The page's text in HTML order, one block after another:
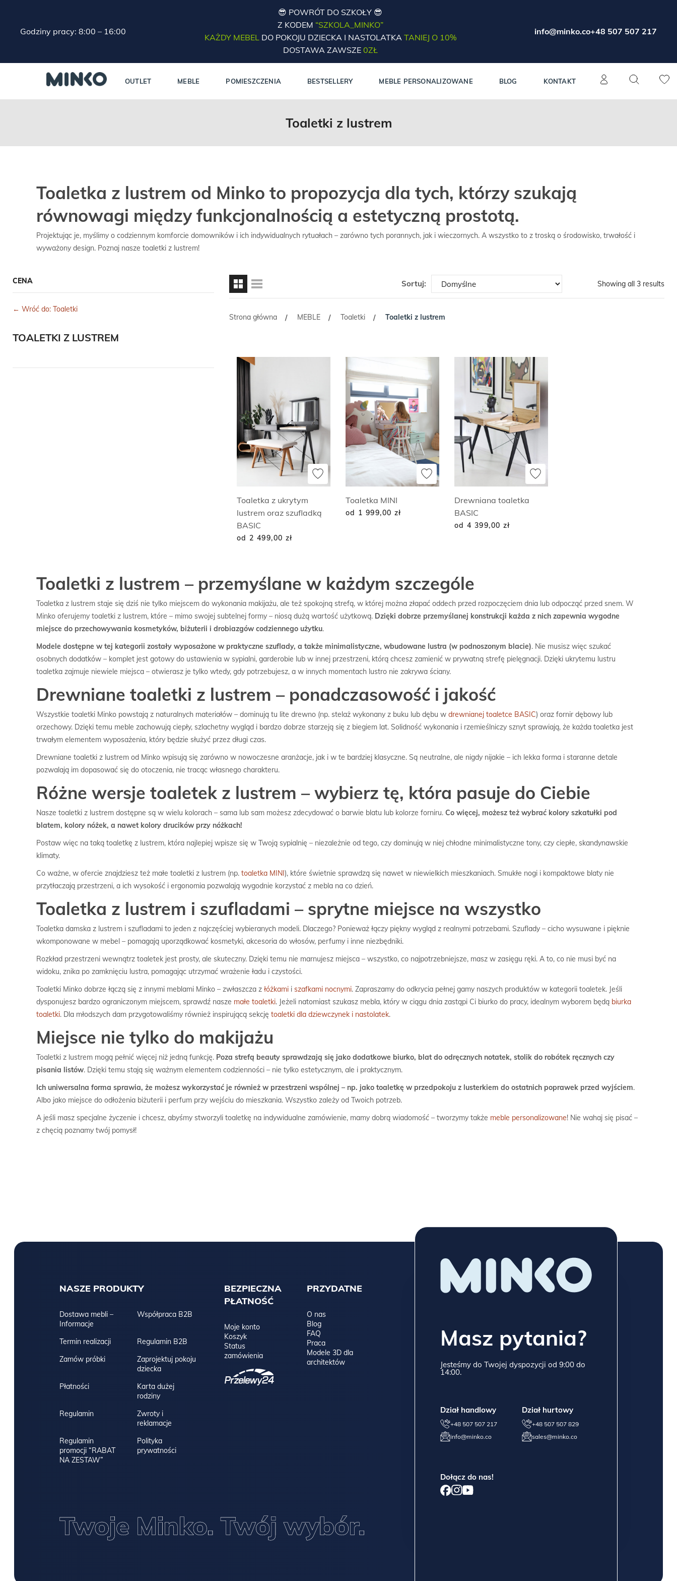
Godziny pracy: 8:00 – 16:00
😎 POWRÓT DO SZKOŁY 😎
Z KODEM “SZKOLA_MINKO”
KAŻDY MEBELDO POKOJU DZIECKA I NASTOLATKATANIEJ O 10%
DOSTAWA ZAWSZE 0ZŁ
info@minko.co+48 507 507 217
OUTLET MEBLE POMIESZCZENIA BESTSELLERY MEBLE PERSONALIZOWANE BLOG KONTAKT
Toaletki z lustrem
Toaletka z lustrem od Minko to propozycja dla tych, którzy szukają
równowagi między funkcjonalnością a estetyczną prostotą.
Projektując je, myślimy o codziennym komforcie domowników i ich indywidualnych rytuałach – zarówno tych porannych, jak i wieczornych. A wszystko to z troską o środowisko, trwałość i
wyważony design. Poznaj nasze toaletki z lustrem!
CENA
← Wróć do: Toaletki
TOALETKI Z LUSTREM
Sortuj: Showing all 3 results
Strona główna / MEBLE / Toaletki / Toaletki z lustrem
Toaletka z ukrytym
lustrem oraz szufladką
BASIC
od 2 499,00 zł
Toaletka MINI
od 1 999,00 zł
Drewniana toaletka
BASIC
od 4 399,00 zł
Toaletki z lustrem – przemyślane w każdym szczególe
Toaletka z lustrem staje się dziś nie tylko miejscem do wykonania makijażu, ale też spokojną strefą, w której można złapać oddech przed rozpoczęciem dnia lub odpocząć przed snem. W
Minko oferujemy toaletki z lustrem, które – mimo swojej subtelnej formy – niosą dużą wartość użytkową. Dzięki dobrze przemyślanej konstrukcji każda z nich zapewnia wygodne
miejsce do przechowywania kosmetyków, biżuterii i drobiazgów codziennego użytku.
Modele dostępne w tej kategorii zostały wyposażone w praktyczne szuflady, a także minimalistyczne, wbudowane lustra (w podnoszonym blacie). Nie musisz więc szukać
osobnych dodatków – komplet jest gotowy do ustawienia w sypialni, garderobie lub w innej przestrzeni, którą chcesz zamienić w prywatną strefę pielęgnacji. Dzięki ukrytemu lustru
toaletka zajmuje niewiele miejsca – otwierasz je tylko wtedy, gdy potrzebujesz, a w innych momentach lustro nie zakrywa ściany.
Drewniane toaletki z lustrem – ponadczasowość i jakość
Wszystkie toaletki Minko powstają z naturalnych materiałów – dominują tu lite drewno (np. stelaż wykonany z buku lub dębu w drewnianej toaletce BASIC) oraz fornir dębowy lub
orzechowy. Dzięki temu meble zachowują ciepły, szlachetny wygląd i bardzo dobrze starzeją się z biegiem lat. Solidność wykonania i rzemieślniczy sznyt sprawiają, że każda toaletka jest
trwałym elementem wyposażenia, który będzie służyć przez długi czas.
Drewniane toaletki z lustrem od Minko wpisują się zarówno w nowoczesne aranżacje, jak i w te bardziej klasyczne. Są neutralne, ale nigdy nijakie – ich lekka forma i staranne detale
pozwalają im dopasować się do otoczenia, nie tracąc własnego charakteru.
Różne wersje toaletek z lustrem – wybierz tę, która pasuje do Ciebie
Nasze toaletki z lustrem dostępne są w wielu kolorach – sama lub sam możesz zdecydować o barwie blatu lub kolorze forniru. Co więcej, możesz też wybrać kolory szkatułki pod
blatem, kolory nóżek, a nawet kolory drucików przy nóżkach!
Postaw więc na taką toaletkę z lustrem, która najlepiej wpisze się w Twoją sypialnię – niezależnie od tego, czy dominują w niej chłodne minimalistyczne tony, czy ciepłe, skandynawskie
klimaty.
Co ważne, w ofercie znajdziesz też małe toaletki z lustrem (np. toaletka MINI), które świetnie sprawdzą się nawet w niewielkich mieszkaniach. Smukłe nogi i kompaktowe blaty nie
przytłaczają przestrzeni, a ich wysokość i ergonomia pozwalają wygodnie korzystać z mebla na co dzień.
Toaletka z lustrem i szufladami – sprytne miejsce na wszystko
Toaletka damska z lustrem i szufladami to jeden z najczęściej wybieranych modeli. Dlaczego? Ponieważ łączy piękny wygląd z realnymi potrzebami. Szuflady – cicho wysuwane i pięknie
wkomponowane w mebel – pomagają uporządkować kosmetyki, akcesoria do włosów, perfumy i inne niezbędniki.
Rozkład przestrzeni wewnątrz toaletek jest prosty, ale skuteczny. Dzięki temu nie marnujesz miejsca – wszystko, co najpotrzebniejsze, masz w zasięgu ręki. A to, co nie musi być na
widoku, znika po zamknięciu lustra, pomagając utrzymać wrażenie ładu i czystości.
Toaletki Minko dobrze łączą się z innymi meblami Minko – zwłaszcza z łóżkami i szafkami nocnymi. Zapraszamy do odkrycia pełnej gamy naszych produktów w kategorii toaletek. Jeśli
dysponujesz bardzo ograniczonym miejscem, sprawdź nasze małe toaletki. Jeżeli natomiast szukasz mebla, który w ciągu dnia zastąpi Ci biurko do pracy, idealnym wyborem będą biurka
toaletki. Dla młodszych dam przygotowaliśmy również inspirującą sekcję toaletki dla dziewczynek i nastolatek.
Miejsce nie tylko do makijażu
Toaletki z lustrem mogą pełnić więcej niż jedną funkcję. Poza strefą beauty sprawdzają się jako dodatkowe biurko, blat do odręcznych notatek, stolik do robótek ręcznych czy
pisania listów. Dzięki temu stają się ważnym elementem codzienności – nie tylko estetycznym, ale i praktycznym.
Ich uniwersalna forma sprawia, że możesz wykorzystać je również w przestrzeni wspólnej – np. jako toaletkę w przedpokoju z lusterkiem do ostatnich poprawek przed wyjściem.
Albo jako miejsce do odłożenia biżuterii i perfum przy wejściu do mieszkania. Wszystko zależy od Twoich potrzeb.
A jeśli masz specjalne życzenie i chcesz, abyśmy stworzyli toaletkę na indywidualne zamówienie, mamy dobrą wiadomość – tworzymy także meble personalizowane! Nie wahaj się pisać –
z chęcią poznamy twój pomysł!
NASZE PRODUKTY
Dostawa mebli –
Informacje
Termin realizacji
Zamów próbki
Płatności
Regulamin
Regulamin
promocji “RABAT
NA ZESTAW”
Współpraca B2B
Regulamin B2B
Zaprojektuj pokoju
dziecka
Karta dużej
rodziny
Zwroty i
reklamacje
Polityka
prywatności
BEZPIECZNA
PŁATNOŚĆ
Moje konto
Koszyk
Status
zamówienia
PRZYDATNE
O nas
Blog
FAQ
Praca
Modele 3D dla
architektów
Masz pytania?
Jesteśmy do Twojej dyspozycji od 9:00 do
14:00.
Dział handlowy
+48 507 507 217
info@minko.co
Dział hurtowy
+48 507 507 829
sales@minko.co
Dołącz do nas!